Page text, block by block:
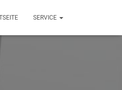
SERVICE